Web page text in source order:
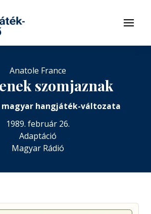
Menü
Anatole France
szomjaznak
magyar hangjáték-változata
1989. február 26.
Adaptáció
Magyar Rádió